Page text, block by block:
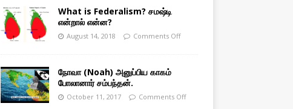
What is Federalism? சமஷ்டி
என்றால் என்ன?
August 14, 2018 Comments Off
நோவா (Noah) அனுப்பிய காகம்
போலானார் சம்பந்தன்.
October 11, 2017 Comments Off